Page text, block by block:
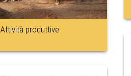
Attività produttive